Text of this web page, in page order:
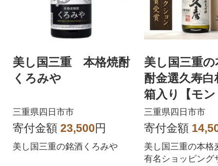
美し国三重 本格焼酎
くろみや
三重県四日市市
寄付金額 23,500円
美し国三重の銘酒くろみや
美し国三重
酎金選久寿白
箱入り【モ
ション世界
ール連続金賞
三重県四日市市
寄付金額
美し国三重の本格
有名ショッピング